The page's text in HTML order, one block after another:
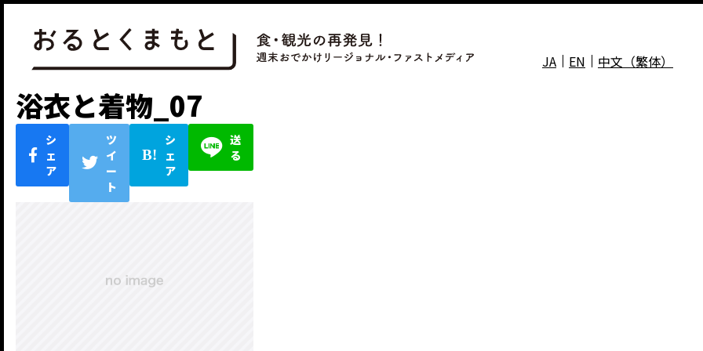
JA EN 中文（繁体）
浴衣と着物_07
シ
ェ
ア
ツ
イ
ー
ト
シ
ェ
ア
送
る